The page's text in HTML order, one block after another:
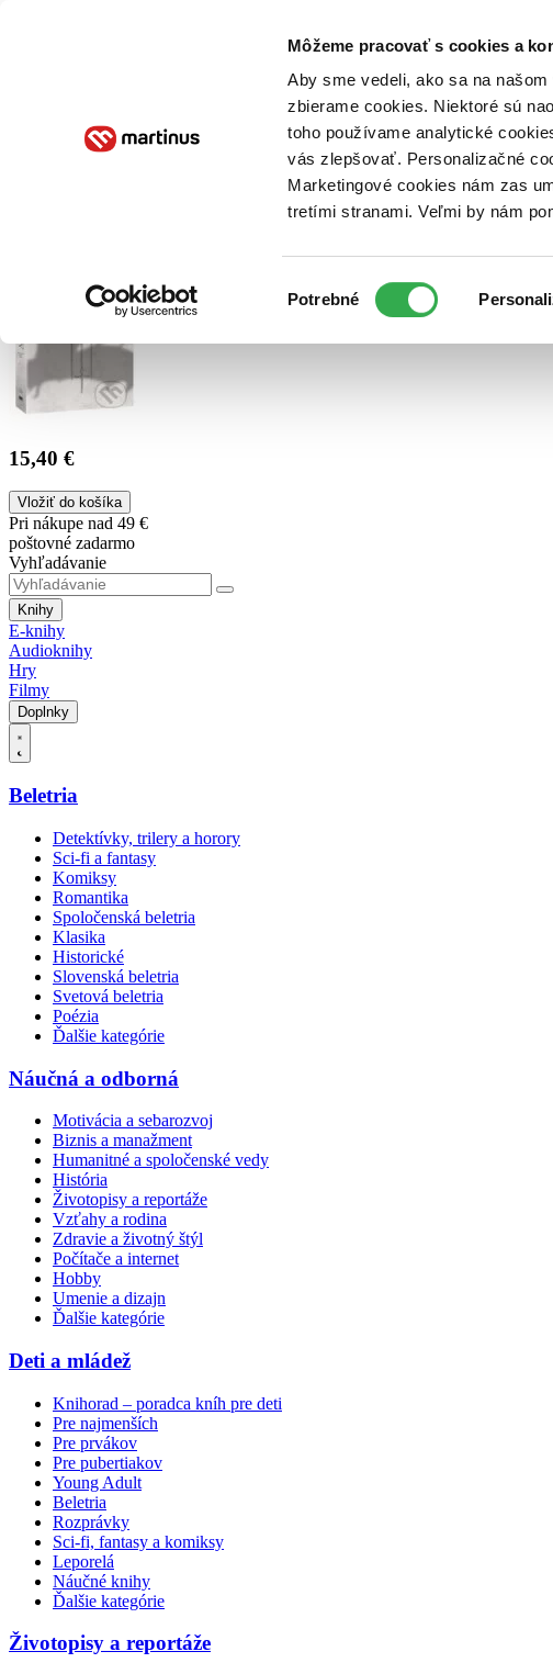
Môžeme pracovať s cookies a
Aby sme vedeli, ako sa na
zbierame cookies. Niektoré sú
toho používame analytické
vás zlepšovať. Personalizačné
Marketingové cookies nám zas
tretími stranami. Veľmi by nám
súhlasu
Potrebné
Poukážky Kontakt
15,40 €
Vložiť do košíka
Pri nákupe nad 49 €
poštovné zadarmo
Vyhľadávanie
Knihy
E-knihy
Audioknihy
Hry
Filmy
Doplnky
Beletria
Detektívky, trilery a horory
Sci-fi a fantasy
Komiksy
Romantika
Spoločenská beletria
Klasika
Historické
Slovenská beletria
Svetová beletria
Poézia
Ďalšie kategórie
Náučná a odborná
Motivácia a sebarozvoj
Biznis a manažment
Humanitné a spoločenské vedy
História
Životopisy a reportáže
Vzťahy a rodina
Zdravie a životný štýl
Počítače a internet
Hobby
Umenie a dizajn
Ďalšie kategórie
Deti a mládež
Knihorad – poradca kníh pre deti
Pre najmenších
Pre prvákov
Pre pubertiakov
Young Adult
Beletria
Rozprávky
Sci-fi, fantasy a komiksy
Leporelá
Náučné knihy
Ďalšie kategórie
Životopisy a reportáže